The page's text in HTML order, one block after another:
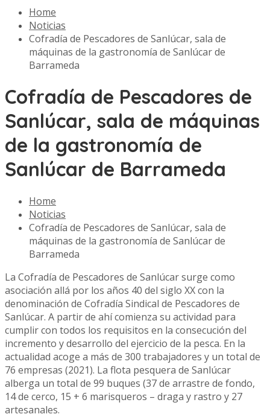
Home
Noticias
Cofradía de Pescadores de Sanlúcar, sala de
máquinas de la gastronomía de Sanlúcar de
Barrameda
Cofradía de Pescadores de
Sanlúcar, sala de máquinas
de la gastronomía de
Sanlúcar de Barrameda
Home
Noticias
Cofradía de Pescadores de Sanlúcar, sala de
máquinas de la gastronomía de Sanlúcar de
Barrameda
La Cofradía de Pescadores de Sanlúcar surge como
asociación allá por los años 40 del siglo XX con la
denominación de Cofradía Sindical de Pescadores de
Sanlúcar. A partir de ahí comienza su actividad para
cumplir con todos los requisitos en la consecución del
incremento y desarrollo del ejercicio de la pesca. En la
actualidad acoge a más de 300 trabajadores y un total de
76 empresas (2021). La flota pesquera de Sanlúcar
alberga un total de 99 buques (37 de arrastre de fondo,
14 de cerco, 15 + 6 marisqueros – draga y rastro y 27
artesanales.